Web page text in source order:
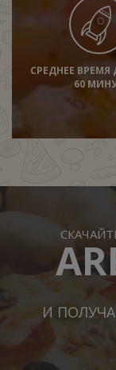
СРЕДНЕЕ ВРЕМЯ
60
И